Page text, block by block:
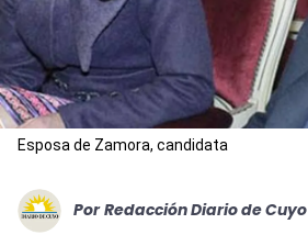
Esposa de Zamora, candidata
Por Redacción Diario de Cuyo